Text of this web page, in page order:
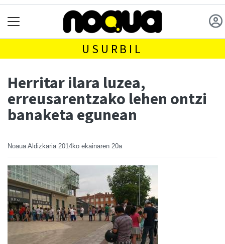
USURBIL
Herritar ilara luzea,
erreusarentzako lehen ontzi
banaketa egunean
Noaua Aldizkaria 2014ko ekainaren 20a